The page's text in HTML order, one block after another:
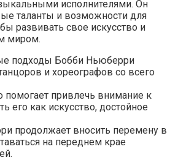
исполнителями. Он
таланты и возможности для
развивать свое искусство и
миром.
подходы Бобби Ньюберри
и хореографов со всего
помогает привлечь внимание к
его как искусство, достойное
продолжает вносить перемену в
на переднем крае